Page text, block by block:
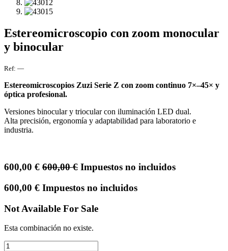
Estereomicroscopio con zoom monocular
y binocular
Ref: —
Estereomicroscopios Zuzi Serie Z con zoom continuo 7×–45× y
óptica profesional.
Versiones binocular y triocular con iluminación LED dual.
Alta precisión, ergonomía y adaptabilidad para laboratorio e
industria.
600,00 € 600,00€ Impuestos no incluidos
600,00 € Impuestos no incluidos
Not Available For Sale
Esta combinación no existe.